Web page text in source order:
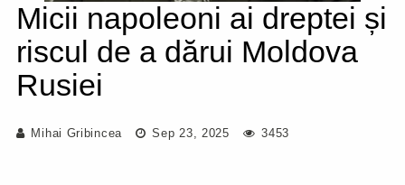
Micii napoleoni ai dreptei și
riscul de a dărui Moldova
Rusiei
Mihai Gribincea Sep 23, 2025 3453